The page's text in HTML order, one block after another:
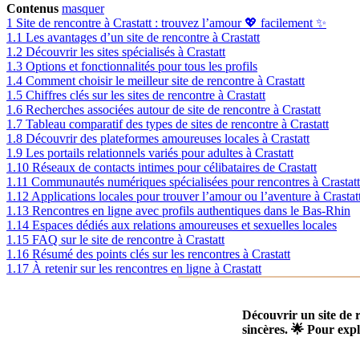
Contenus masquer
1 Site de rencontre à Crastatt : trouvez l’amour 💖 facilement ✨
1.1 Les avantages d’un site de rencontre à Crastatt
1.2 Découvrir les sites spécialisés à Crastatt
1.3 Options et fonctionnalités pour tous les profils
1.4 Comment choisir le meilleur site de rencontre à Crastatt
1.5 Chiffres clés sur les sites de rencontre à Crastatt
1.6 Recherches associées autour de site de rencontre à Crastatt
1.7 Tableau comparatif des types de sites de rencontre à Crastatt
1.8 Découvrir des plateformes amoureuses locales à Crastatt
1.9 Les portails relationnels variés pour adultes à Crastatt
1.10 Réseaux de contacts intimes pour célibataires de Crastatt
1.11 Communautés numériques spécialisées pour rencontres à Crastatt
1.12 Applications locales pour trouver l’amour ou l’aventure à
1.13 Rencontres en ligne avec profils authentiques dans le Bas-Rhin
1.14 Espaces dédiés aux relations amoureuses et sexuelles locales
1.15 FAQ sur le site de rencontre à Crastatt
1.16 Résumé des points clés sur les rencontres à Crastatt
1.17 À retenir sur les rencontres en ligne à Crastatt
Découvrir un site de
sincères. 🌟 Pour